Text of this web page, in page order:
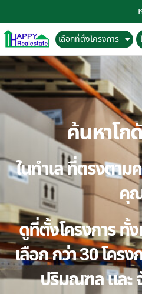
เลือกที่ตั้งโครงการ
ค้นหาโก
ในทำเล ที่ตรงตาม
คุ
ดูที่ตั้งโครงการ ทั้ง
เลือก กว่า 30 โคร
ปริมณฑล และ